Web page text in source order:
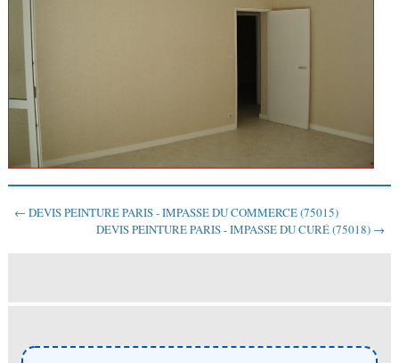
← DEVIS PEINTURE PARIS - IMPASSE DU COMMERCE (75015)
DEVIS PEINTURE PARIS - IMPASSE DU CURÉ (75018) →